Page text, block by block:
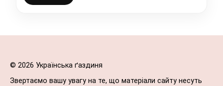
© 2026 Українська ґаздиня
Звертаємо вашу увагу на те, що матеріали сайту несуть